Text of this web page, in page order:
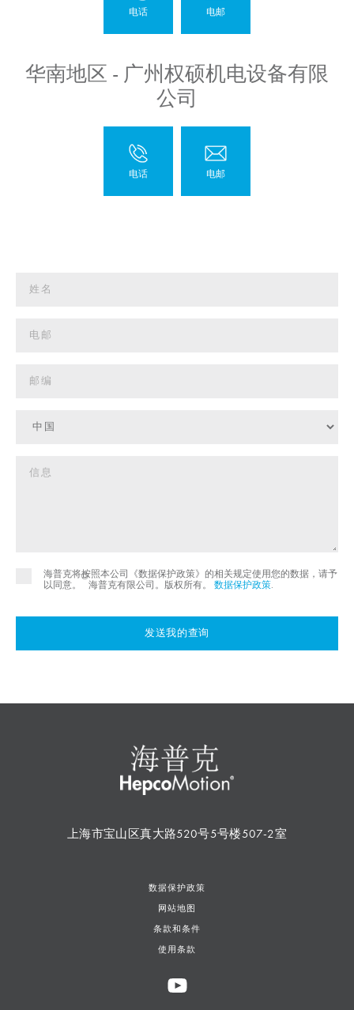
华南地区 - 广州权硕机电设备有限
公司
海普克将按照本公司《数据保护政策》的相关规定使用您的数据，请予
以同意。
©
海普克有限公司。版权所有。 数据保护政策
发送我的查询
上海市宝山区真大路520号5号楼507-2室
数据保护政策
网站地图
条款和条件
使用条款